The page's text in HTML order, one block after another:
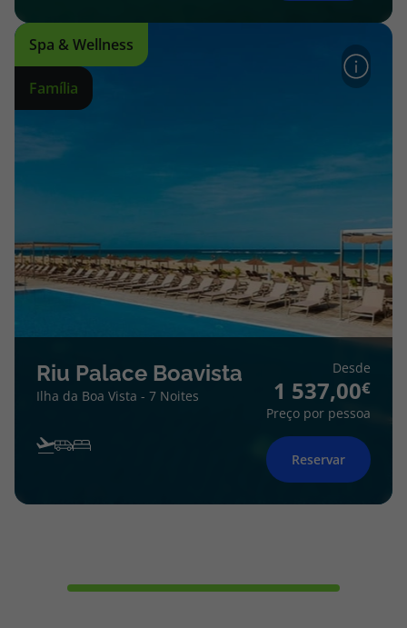
Spa & Wellness
Família
Riu Palace Boavista
Ilha da Boa Vista - 7 Noites
Desde
1 537,00
Preço por pessoa
Reservar